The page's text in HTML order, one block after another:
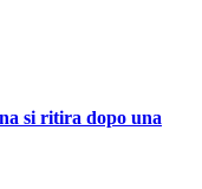
si ritira dopo una